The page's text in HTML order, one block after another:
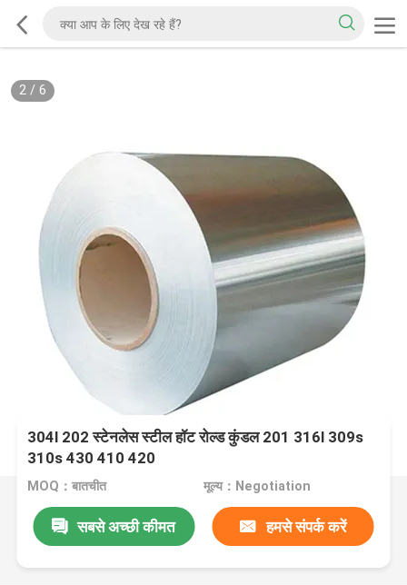
2/ 6
304l 202 स्टेनलेस स्टील हॉट रोल्ड कुंडल 201 316l 309s
310s 430 410 420
MOQ：बातचीत मूल्य：Negotiation
सबसे अच्छी कीमत हमसे संपर्क करें